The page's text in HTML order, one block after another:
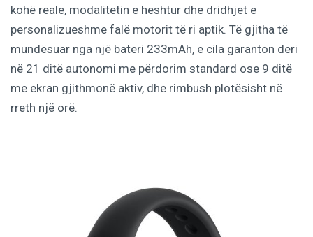
kohë reale, modalitetin e heshtur dhe dridhjet e
personalizueshme falë motorit të ri aptik. Të gjitha të
mundësuar nga një bateri 233mAh, e cila garanton deri
në 21 ditë autonomi me përdorim standard ose 9 ditë
me ekran gjithmonë aktiv, dhe rimbush plotësisht në
rreth një orë.